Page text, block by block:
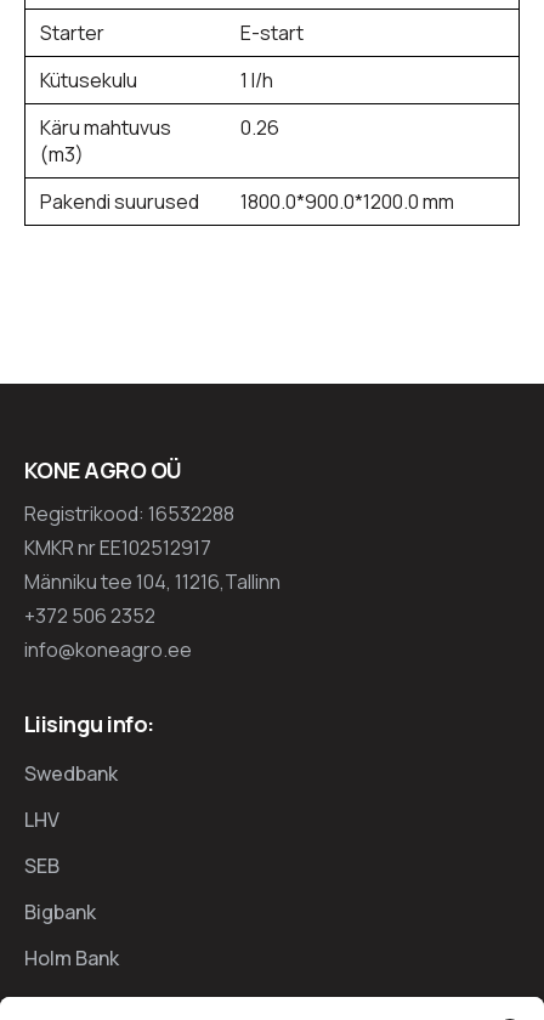
Starter
E-start
Kütusekulu
1 l/h
Käru mahtuvus
(m3)
0.26
Pakendi suurused 1800.0*900.0*1200.0 mm
KONE AGRO OÜ
Registrikood: 16532288
KMKR nr EE102512917
Männiku tee 104, 11216,Tallinn
+372 506 2352
info@koneagro.ee
Liisingu info:
Swedbank
LHV
SEB
Bigbank
Holm Bank